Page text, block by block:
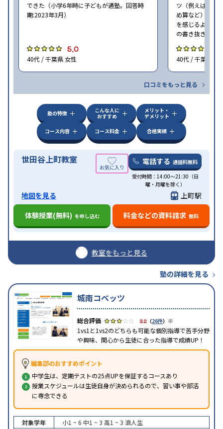
できた（小学6年時に子どもが通塾。回答時
期:2023年3月）
5.0
40代 / 千葉県 女性
ツ（例えば国語
め算など）を習
を感じるように
の書き抜きのコ
40代 / 千葉県 女
口コミをもっと見る
塾の特徴
こんな人に
おすすめ
メリット・
デメリット
コース内容
コース料金 合格実績
世田谷上町教室 電話する 通話料無料
受付時間：14:00〜21:30（日
曜・月曜を除く）
地図を見る
上町駅
体験授業(無料) を申し込む 料金などの資料請求 無料
教室をもっと見る
塾の詳細を見る
城南コベッツ
3.2 （26件） ※
1vs1と1vs2のどちらも可能な個別指導で苦手分野
や興味、関心から生徒に合った指導で成績UP！
編集部のおすすめポイント
中学生は、定期テストの25点UPを保証するコースあり
授業スケジュールは生徒自身が決められるので、習い事や部活
に専念できる
対象学年 小1 ~ 6 中1 ~ 3 高1 ~ 3 浪人生